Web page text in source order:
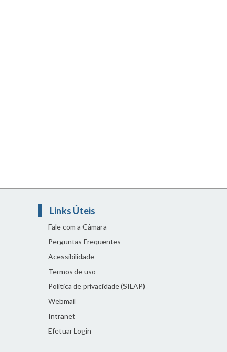
Links Úteis
Fale com a Câmara
Perguntas Frequentes
Acessibilidade
Termos de uso
Política de privacidade (SILAP)
Webmail
Intranet
Efetuar Login